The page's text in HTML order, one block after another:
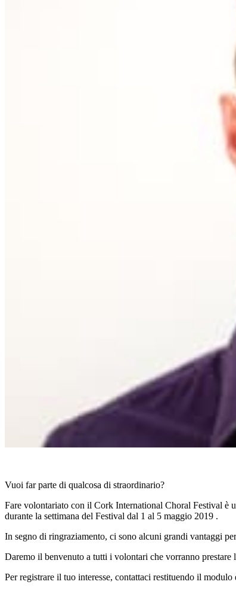
Vuoi far parte di qualcosa di straordinario?
Fare volontariato con il Cork International Choral Festival è
durante la settimana del Festival dal 1 al 5 maggio 2019 .
In segno di ringraziamento, ci sono alcuni grandi vantaggi
Daremo il benvenuto a tutti i volontari che vorranno
Per registrare il tuo interesse, contattaci restituendo il